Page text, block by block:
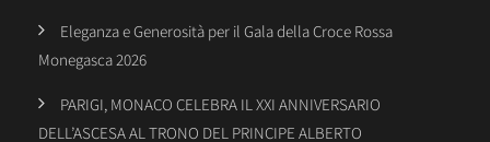
Eleganza e Generosità per il Gala della Croce Rossa
Monegasca 2026
PARIGI, MONACO CELEBRA IL XXI ANNIVERSARIO
DELL’ASCESA AL TRONO DEL PRINCIPE ALBERTO